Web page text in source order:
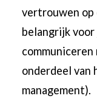
vertrouwen op
belangrijk voor
onderdeel van
management).